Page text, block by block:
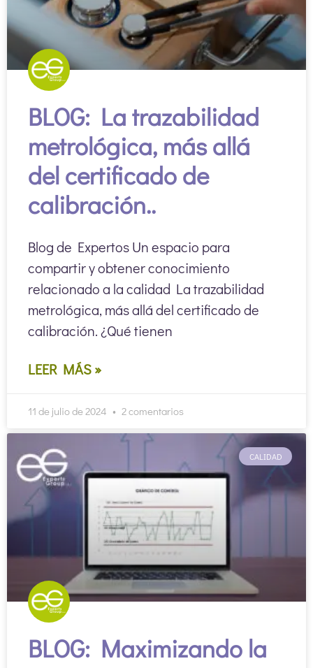
BLOG: La trazabilidad
metrológica, más allá
del certificado de
calibración..
Blog de Expertos Un espacio para
compartir y obtener conocimiento
relacionado a la calidad La trazabilidad
metrológica, más allá del certificado de
calibración. ¿Qué tienen
LEER MÁS »
11 de julio de 2024 2 comentarios
CALIDAD
BLOG: Maximizando la